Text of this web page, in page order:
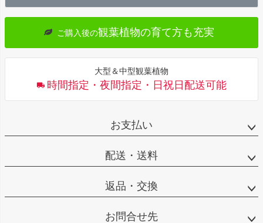
へ
ご購入後の観葉植物の育て方も充実
大型＆中型観葉植物
時間指定・夜間指定・日祝日配送可能
お支払い
配送・送料
返品・交換
お問合せ先